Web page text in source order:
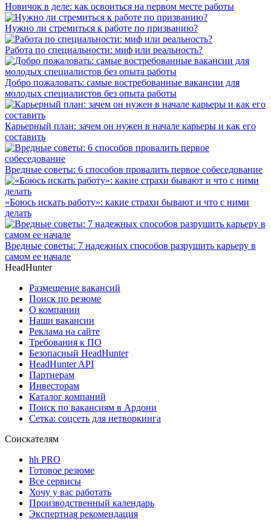
Новичок в деле: как освоиться на первом месте работы
Нужно ли стремиться к работе по призванию?
Работа по специальности: миф или реальность?
Добро пожаловать: самые востребованные вакансии для
молодых специалистов без опыта работы
Карьерный план: зачем он нужен в начале карьеры и как его
составить
Вредные советы: 6 способов провалить первое собеседование
«Боюсь искать работу»: какие страхи бывают и что с ними
делать
Вредные советы: 7 надежных способов разрушить карьеру в
самом ее начале
HeadHunter
Размещение вакансий
Поиск по резюме
О компании
Наши вакансии
Реклама на сайте
Требования к ПО
Безопасный HeadHunter
HeadHunter API
Партнерам
Инвесторам
Каталог компаний
Поиск по вакансиям в Ардони
Сетка: соцсеть для нетворкинга
Соискателям
hh PRO
Готовое резюме
Все сервисы
Хочу у вас работать
Производственный календарь
Экспертная рекомендация